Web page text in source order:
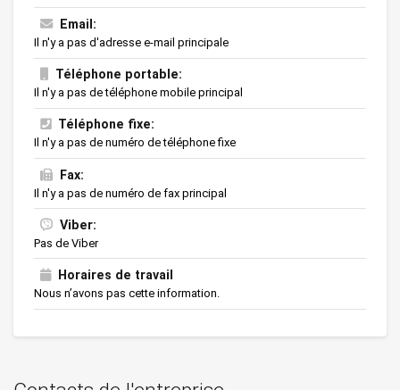
Email:
Il n'y a pas d'adresse e-mail principale
Téléphone portable:
Il n'y a pas de téléphone mobile principal
Téléphone fixe:
Il n'y a pas de numéro de téléphone fixe
Fax:
Il n'y a pas de numéro de fax principal
Viber:
Pas de Viber
Horaires de travail
Nous n’avons pas cette information.